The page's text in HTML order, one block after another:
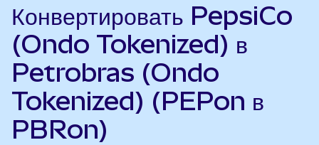
Конвертировать PepsiCo
(Ondo Tokenized) в
Petrobras (Ondo
Tokenized) (PEPon в
PBRon)